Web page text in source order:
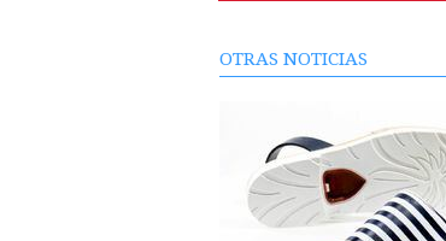
OTRAS NOTICIAS